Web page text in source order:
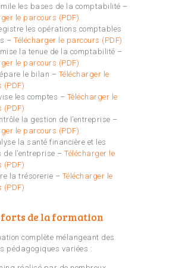
les bases de la comptabilité –
le parcours (PDF)
les opérations comptables
– Télécharger le parcours (PDF)
la tenue de la comptabilité –
le parcours (PDF)
le bilan – Télécharger le
(PDF)
les comptes – Télécharger le
(PDF)
la gestion de l’entreprise –
le parcours (PDF)
la santé financière et les
l’entreprise – Télécharger le
(PDF)
la trésorerie – Télécharger le
(PDF)
forts de la formation
complète mélangeant des
pédagogiques variées :